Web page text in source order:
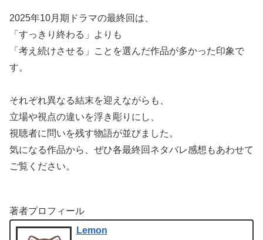
2025年10月期ドラマの最終回は、
「すっきり終わる」よりも
「考え続けさせる」ことを選んだ作品が多かった印象で
す。
それぞれ異なる結末を迎えながらも、
立場や視点の違いを浮き彫りにし、
視聴者に問いを残す物語が並びました。
気になる作品から、ぜひ各最終回ネタバレ感想もあわせて
ご覧ください。
著者プロフィール
Lemon